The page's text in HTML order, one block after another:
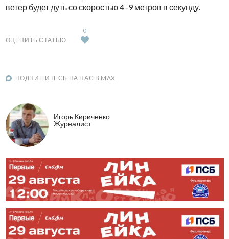
ветер будет дуть со скоростью 4–9 метров в секунду.
ОЦЕНИТЬ СТАТЬЮ
0
ПОДПИШИТЕСЬ НА НАС В MAX
Игорь Кириченко
Журналист